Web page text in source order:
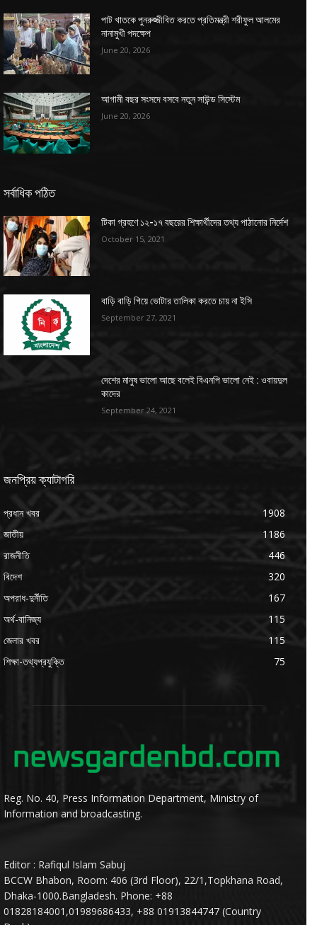
পাট খাতকে পুনরুজ্জীবিত করতে প্রতিমন্ত্রী শরীফুল আলমের
নানামুখী পদক্ষেপ
June 20, 2026
আগামী বছর সংসদে বসবে নতুন সাউন্ড সিস্টেম
June 20, 2026
সর্বাধিক পঠিত
টিকা গ্রহণে ১২-১৭ বছরের শিক্ষার্থীদের তথ্য পাঠানোর নির্দেশ
October 15, 2021
বাড়ি বাড়ি গিয়ে ভোটার তালিকা করতে চায় না ইসি
September 27, 2021
দেশের মানুষ ভালো আছে বলেই বিএনপি ভালো নেই : ওবায়দুল
কাদের
September 24, 2021
জনপ্রিয় ক্যাটাগরি
প্রধান খবর
1908
জাতীয়
1186
রাজনীতি
446
বিদেশ
320
অপরাধ-দুর্নীতি
167
অর্থ-বানিজ্য
115
জেলার খবর
115
শিক্ষা-তথ্যপ্রযুক্তি
75
Reg. No. 40, Press Information Department, Ministry of
Information and broadcasting.
Editor : Rafiqul Islam Sabuj
BCCW Bhabon, Room: 406 (3rd Floor), 22/1,Topkhana Road,
Dhaka-1000.Bangladesh. Phone: +88
01828184001,01989686433, +88 01913844747 (Country